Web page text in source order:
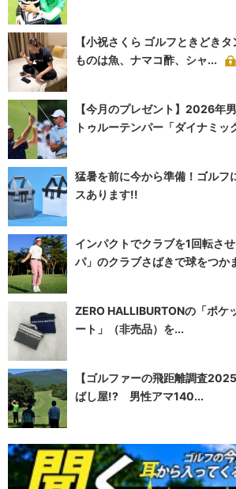
【小祝さくら ゴルフときどき
ものは魚、ナマコ酢、シャ...
【今月のプレゼント】2026年
トゥルーテンパー「ダイナミッ
猛暑を前に今から準備！ゴルフ
スあります!!
インパクトでクラブを1回転さ
パ」のクラブさばきで球をつか
ZERO HALLIBURTONの「ポケ
ート」（非売品）を...
【ゴルファーの飛距離調査
ばし屋!? 男性アマ140...